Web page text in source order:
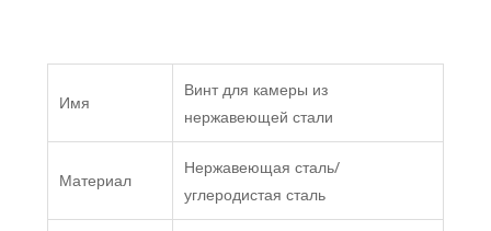
Имя
Винт для камеры из
нержавеющей стали
Материал
Нержавеющая сталь/
углеродистая сталь